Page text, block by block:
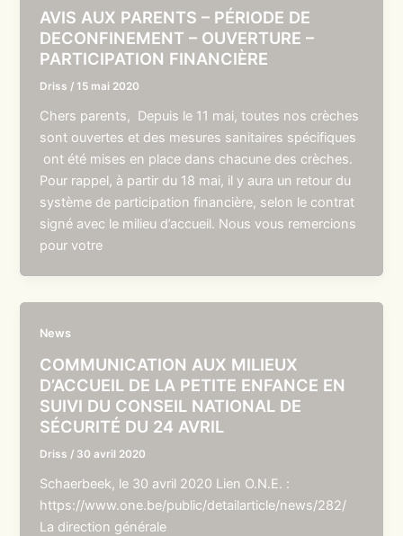
AVIS AUX PARENTS – PÉRIODE DE
DECONFINEMENT – OUVERTURE –
PARTICIPATION FINANCIÈRE
Driss /15 mai 2020
Chers parents, Depuis le 11 mai, toutes nos crèches
sont ouvertes et des mesures sanitaires spécifiques
ont été mises en place dans chacune des crèches.
Pour rappel, à partir du 18 mai, il y aura un retour du
système de participation financière, selon le contrat
signé avec le milieu d’accueil. Nous vous remercions
pour votre
News
COMMUNICATION AUX MILIEUX
D’ACCUEIL DE LA PETITE ENFANCE EN
SUIVI DU CONSEIL NATIONAL DE
SÉCURITÉ DU 24 AVRIL
Driss / 30 avril 2020
Schaerbeek, le 30 avril 2020 Lien O.N.E. :
https://www.one.be/public/detailarticle/news/282/
La direction générale